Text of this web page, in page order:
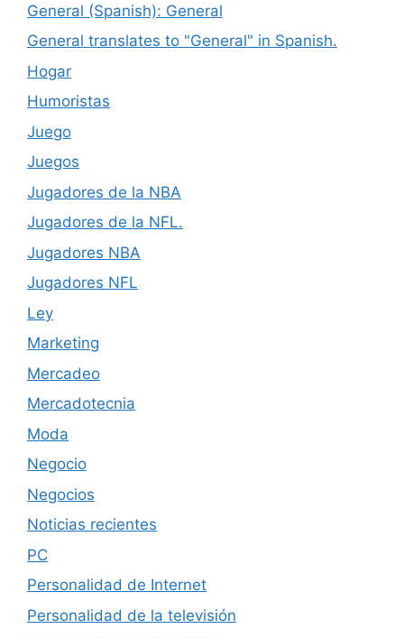
General (Spanish): General
General translates to "General" in Spanish.
Hogar
Humoristas
Juego
Juegos
Jugadores de la NBA
Jugadores de la NFL.
Jugadores NBA
Jugadores NFL
Ley
Marketing
Mercadeo
Mercadotecnia
Moda
Negocio
Negocios
Noticias recientes
PC
Personalidad de Internet
Personalidad de la televisión